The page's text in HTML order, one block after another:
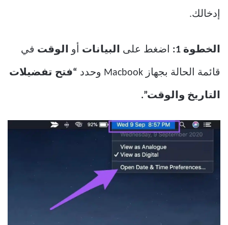
إدخالك.
الخطوة 1: اضغط على البيانات أو الوقت في
قائمة الحالة بجهاز Macbook وحدد “فتح تفضيلات
التاريخ والوقت”.